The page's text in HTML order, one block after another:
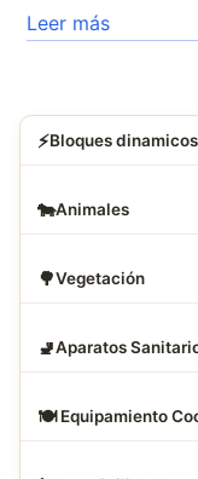
Leer más
⚡Bloques dinamicos
🐄Animales
🌳Vegetación
🚽Aparatos
🍽 Equipamiento